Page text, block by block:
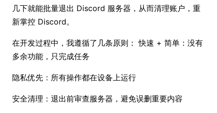
几下就能批量退出 Discord 服务器，从而清理账户，重
新掌控 Discord。
在开发过程中，我遵循了几条原则： 快速 + 简单：没有
多余功能，只完成任务
隐私优先：所有操作都在设备上运行
安全清理：退出前审查服务器，避免误删重要内容